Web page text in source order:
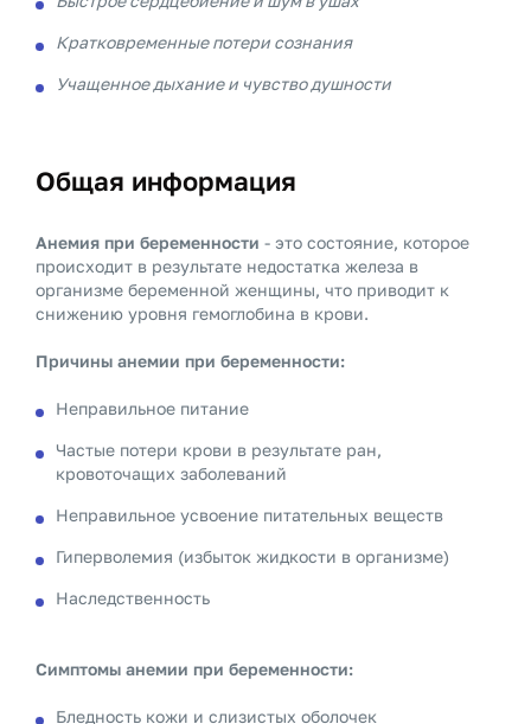
Кратковременные потери сознания
Учащенное дыхание и чувство душности
Общая информация
Анемия при беременности - это состояние, которое
происходит в результате недостатка железа в
организме беременной женщины, что приводит к
снижению уровня гемоглобина в крови.
Причины анемии при беременности:
Неправильное питание
Частые потери крови в результате ран,
кровоточащих заболеваний
Неправильное усвоение питательных веществ
Гиперволемия (избыток жидкости в организме)
Наследственность
Симптомы анемии при беременности:
Бледность кожи и слизистых оболочек